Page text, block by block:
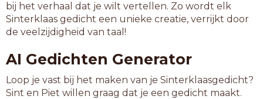
bij het verhaal dat je wilt vertellen. Zo wordt elk
Sinterklaas gedicht een unieke creatie, verrijkt door
de veelzijdigheid van taal!
AI Gedichten Generator
Loop je vast bij het maken van je Sinterklaasgedicht?
Sint en Piet willen graag dat je een gedicht maakt.